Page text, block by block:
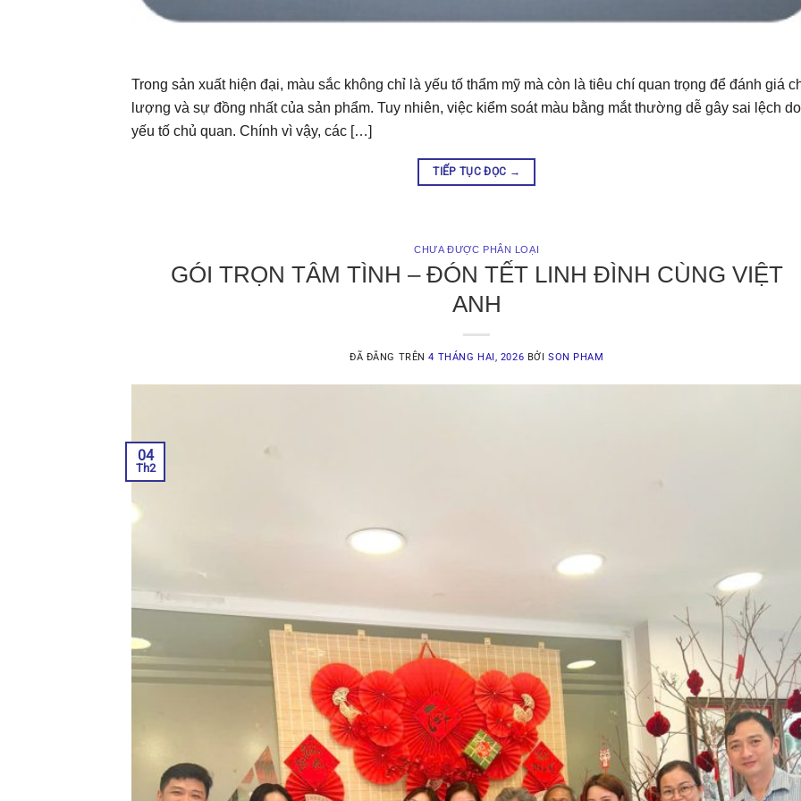
Trong sản xuất hiện đại, màu sắc không chỉ là yếu tố thẩm mỹ mà còn là tiêu chí quan trọng để đánh giá
lượng và sự đồng nhất của sản phẩm. Tuy nhiên, việc kiểm soát màu bằng mắt thường dễ gây sai lệch do
yếu tố chủ quan. Chính vì vậy, các […]
TIẾP TỤC ĐỌC →
CHƯA ĐƯỢC PHÂN LOẠI
GÓI TRỌN TÂM TÌNH – ĐÓN TẾT LINH ĐÌNH CÙNG VIỆT
ANH
ĐÃ ĐĂNG TRÊN4 THÁNG HAI, 2026 BỞI SON PHAM
04
Th2